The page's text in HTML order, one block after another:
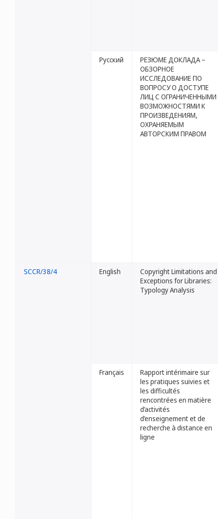
Русский
РЕЗЮМЕ ДОКЛАДА –
ОБЗОРНОЕ
ИССЛЕДОВАНИЕ ПО
ВОПРОСУ О ДОСТУПЕ
ЛИЦ С ОГРАНИЧЕННЫМИ
ВОЗМОЖНОСТЯМИ К
ПРОИЗВЕДЕНИЯМ,
ОХРАНЯЕМЫМ
АВТОРСКИМ ПРАВОМ
SCCR/38/4 English
Copyright Limitations and
Exceptions for Libraries:
Typology Analysis
Français
Rapport intérimaire sur
les pratiques suivies et
les difficultés
rencontrées en matière
d’activités
d’enseignement et de
recherche à distance en
ligne